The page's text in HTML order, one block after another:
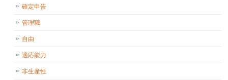
確定申告
管理職
自由
適応能力
非生産性